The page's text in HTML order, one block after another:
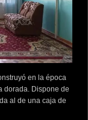
en la época
dorada. Dispone de
al de una caja de